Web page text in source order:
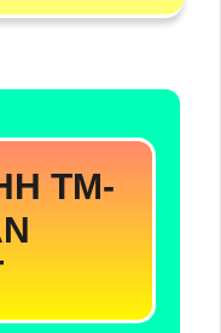
TM-